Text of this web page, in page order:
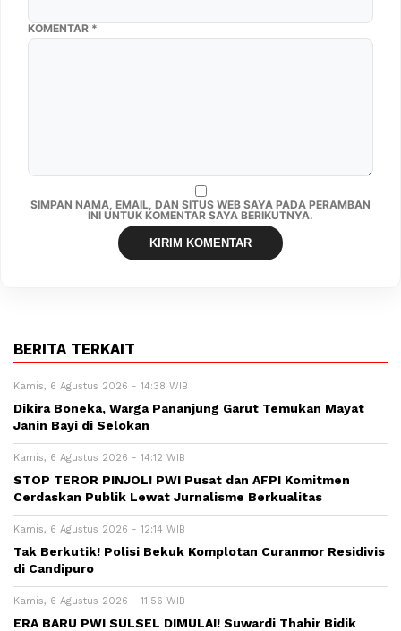
KOMENTAR *
SIMPAN NAMA, EMAIL, DAN SITUS WEB SAYA PADA PERAMBAN
INI UNTUK KOMENTAR SAYA BERIKUTNYA.
BERITA TERKAIT
Kamis, 6 Agustus 2026 - 14:38 WIB
Dikira Boneka, Warga Pananjung Garut Temukan Mayat
Janin Bayi di Selokan
Kamis, 6 Agustus 2026 - 14:12 WIB
STOP TEROR PINJOL! PWI Pusat dan AFPI Komitmen
Cerdaskan Publik Lewat Jurnalisme Berkualitas
Kamis, 6 Agustus 2026 - 12:14 WIB
Tak Berkutik! Polisi Bekuk Komplotan Curanmor Residivis
di Candipuro
Kamis, 6 Agustus 2026 - 11:56 WIB
ERA BARU PWI SULSEL DIMULAI! Suwardi Thahir Bidik